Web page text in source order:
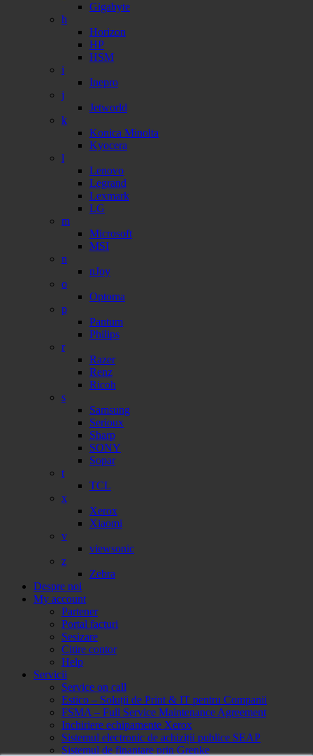
Gigabyte
h
Horizon
HP
HSM
i
Inepro
j
Jetworld
k
Konica Minolta
Kyocera
l
Lenovo
Legrand
Lexmark
LG
m
Microsoft
MSI
n
nJoy
o
Optoma
p
Pantum
Philips
r
Razer
Renz
Ricoh
s
Samsung
Serioux
Sharp
SONY
Sopar
t
TCL
x
Xerox
Xiaomi
v
viewsonic
z
Zebra
Despre noi
My account
Partener
Portal facturi
Sesizare
Citire contor
Help
Servicii
Service on call
Estico – Soluții de Print & IT pentru Companii
FSMA – Full Service Maintenance Agreement
Inchiriere echipamente Xerox
Sistemul electronic de achiziții publice SEAP
Sistemul de finanțare prin Grenke